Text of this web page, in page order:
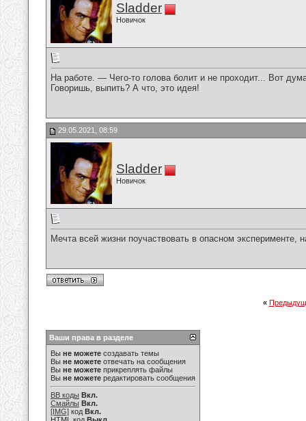
Sladder
Новичок
На работе. — Чего-то голова болит и не проходит... Вот
Говоришь, выпить? А что, это идея!
29.05.2021, 08:59
Sladder
Новичок
Мечта всей жизни поучаствовать в опасном
«
Ваши права в разделе
Вы не можете создавать темы
Вы не можете отвечать на сообщения
Вы не можете прикреплять файлы
Вы не можете редактировать сообщения
BB коды Вкл.
Смайлы Вкл.
[IMG] код Вкл.